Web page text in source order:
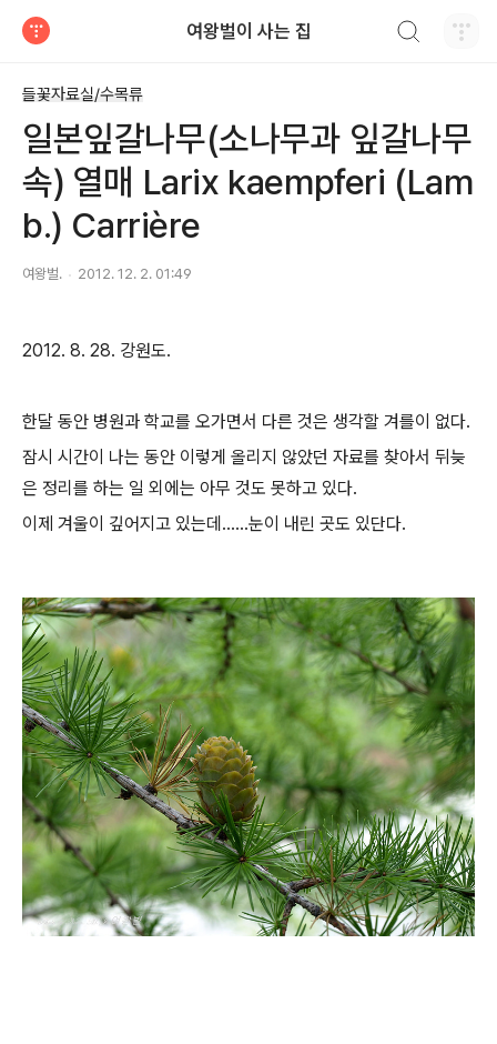
여왕벌이 사는 집
들꽃자료실/수목류
일본잎갈나무(소나무과 잎갈나무
속) 열매 Larix kaempferi (Lam
b.) Carrière
여왕벌. 2012. 12. 2. 01:49
2012. 8. 28. 강원도.
한달 동안 병원과 학교를 오가면서 다른 것은 생각할 겨를이 없다.
잠시 시간이 나는 동안 이렇게 올리지 않았던 자료를 찾아서 뒤늦
은 정리를 하는 일 외에는 아무 것도 못하고 있다.
이제 겨울이 깊어지고 있는데......눈이 내린 곳도 있단다.